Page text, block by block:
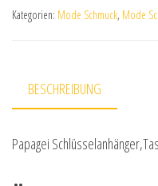
Kategorien: Mode Schmuck, Mode
BESCHREIBUNG
Papagei